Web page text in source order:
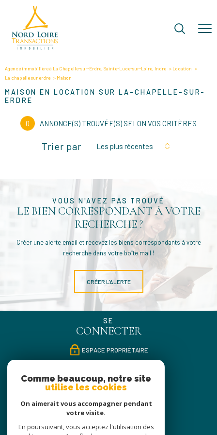
Agence immobilière à La Chapelle-sur-Erdre, Sainte-Luce-sur-Loire, Indre
Location
La chapelle sur erdre
Maison
MAISON EN LOCATION SUR LA-CHAPELLE-SUR-
ERDRE
0 ANNONCE(S) TROUVÉE(S) SELON VOS CRITÈRES
Trier par Les plus récentes
VOUS N'AVEZ PAS TROUVÉ
LE BIEN CORRESPONDANT À VOTRE
RECHERCHE ?
Créer une alerte email et recevez les biens correspondants à votre
recherche dans votre boîte mail !
CRÉER L'ALERTE
SE
CONNECTER
ESPACE PROPRIÉTAIRE
SUIVRE
NOUS
Comme beaucoup, notre site
utilise les cookies
On aimerait vous accompagner pendant
votre visite.
En poursuivant, vous acceptez l'utilisation des